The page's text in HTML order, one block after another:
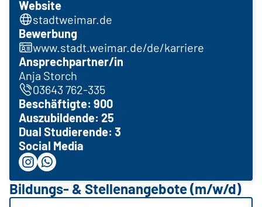
Website
stadtweimar.de
Bewerbung
www.stadt.weimar.de/de/karriere
Ansprechpartner/in
Anja Storch
03643 762-335
Beschäftigte: 900
Auszubildende: 25
Dual Studierende: 3
Social Media
Bildungs- & Stellenangebote (m/w/d)